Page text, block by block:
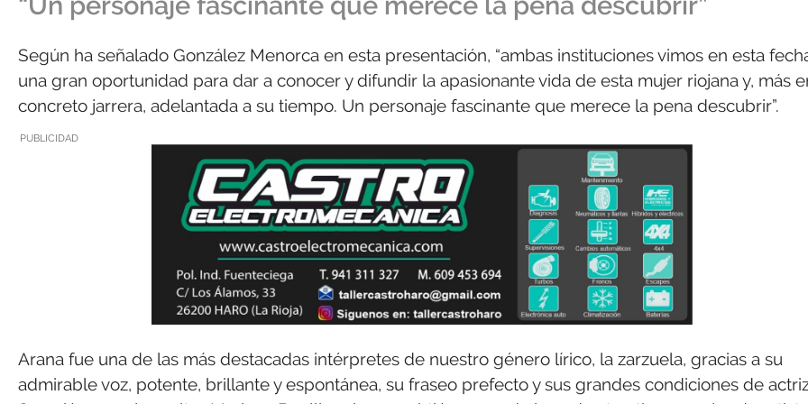
Según ha señalado González Menorca en esta presentación, “ambas instituciones vimos en esta
una gran oportunidad para dar a conocer y difundir la apasionante vida de esta mujer riojana y, más
concreto jarrera, adelantada a su tiempo. Un personaje fascinante que merece la pena descubrir”.
PUBLICIDAD
Arana fue una de las más destacadas intérpretes de nuestro género lírico, la zarzuela, gracias a su
admirable voz, potente, brillante y espontánea, su fraseo prefecto y sus grandes condiciones de